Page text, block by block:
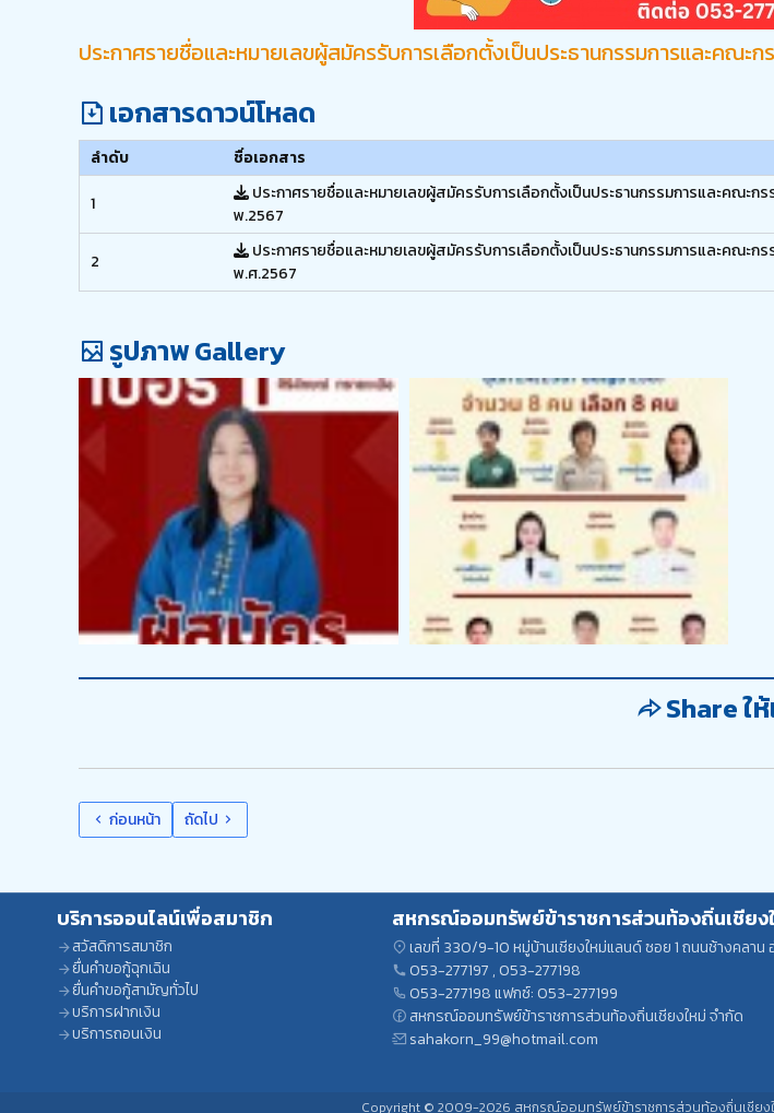
ประกาศรายชื่อและหมายเลขผู้สมัครรับการเลือกตั้งเป็นประธานกรรมการและคณะก
เอกสารดาวน์โหลด
ลำดับ ชื่อเอกสาร
1
ประกาศรายชื่อและหมายเลขผู้สมัครรับการเลือกตั้งเป็นประธานกรรมการและคณะกร
พ.2567
2
ประกาศรายชื่อและหมายเลขผู้สมัครรับการเลือกตั้งเป็นประธานกรรมการและคณะกร
พ.ศ.2567
รูปภาพ Gallery
Share ใ
ก่อนหน้า ถัดไป
บริการออนไลน์เพื่อสมาชิก
สวัสดิการสมาชิก
ยื่นคำขอกู้ฉุกเฉิน
ยื่นคำขอกู้สามัญทั่วไป
บริการฝากเงิน
บริการถอนเงิน
สหกรณ์ออมทรัพย์ข้าราชการส่วนท้องถิ่นเชียง
เลขที่ 330/9-10 หมู่บ้านเชียงใหม่แลนด์ ซอย 1 ถนนช้างคลาน
053-277197 ,053-277198
053-277198แฟกซ์: 053-277199
สหกรณ์ออมทรัพย์ข้าราชการส่วนท้องถิ่นเชียงใหม่ จำกัด
sahakorn_99@hotmail.com
Copyright © 2009-2026 สหกรณ์ออมทรัพย์ข้าราชการส่วนท้องถิ่นเชียงใ